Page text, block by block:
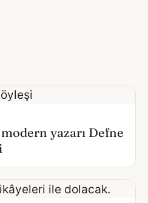
yazarı Defne